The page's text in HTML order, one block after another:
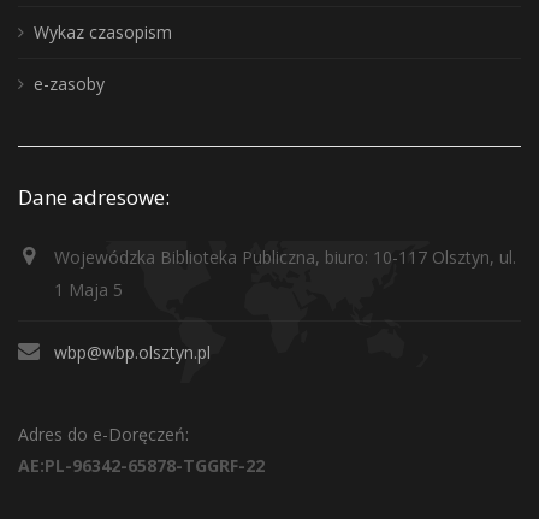
Wykaz czasopism
e-zasoby
Dane adresowe:
Wojewódzka Biblioteka Publiczna, biuro: 10-117 Olsztyn, ul.
1 Maja 5
wbp@wbp.olsztyn.pl
Adres do e-Doręczeń:
AE:PL-96342-65878-TGGRF-22